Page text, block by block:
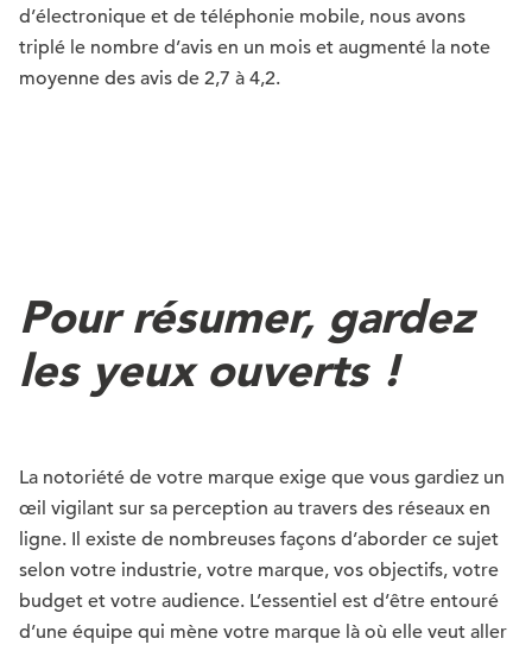
d’électronique et de téléphonie mobile, nous avons
triplé le nombre d’avis en un mois et augmenté la note
moyenne des avis de 2,7 à 4,2.
Pour résumer, gardez
les yeux ouverts !
La notoriété de votre marque exige que vous gardiez un
œil vigilant sur sa perception au travers des réseaux en
ligne. Il existe de nombreuses façons d’aborder ce sujet
selon votre industrie, votre marque, vos objectifs, votre
budget et votre audience. L’essentiel est d’être entouré
d’une équipe qui mène votre marque là où elle veut aller